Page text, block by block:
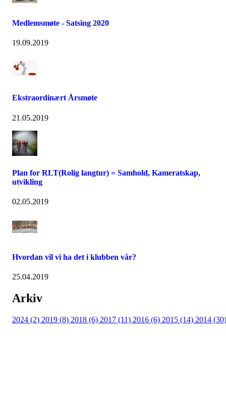
Medlemsmøte - Satsing 2020
19.09.2019
Ekstraordinært Årsmøte
21.05.2019
Plan for RLT(Rolig langtur) = Samhold, Kameratskap,
utvikling
02.05.2019
Hvordan vil vi ha det i klubben vår?
25.04.2019
Arkiv
2024 (2) 2019 (8) 2018 (6) 2017 (11) 2016 (6) 2015 (14) 2014 (30)